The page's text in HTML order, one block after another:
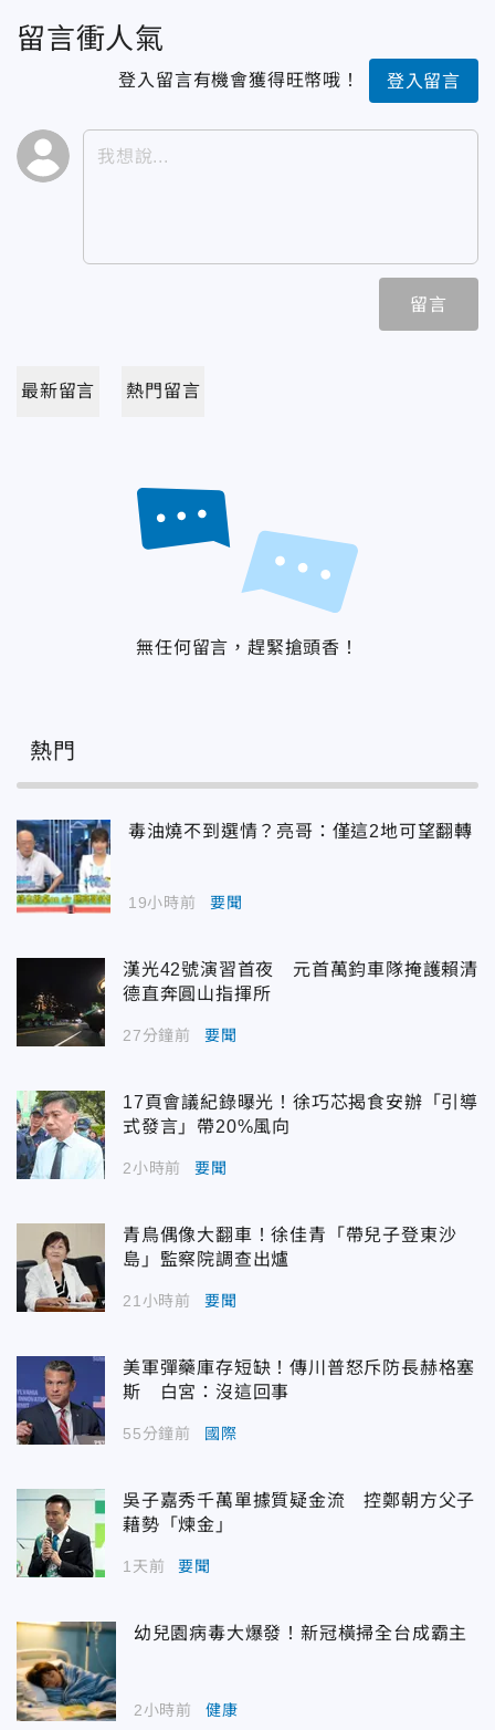
留言衝人氣
登入留言有機會獲得旺幣哦！ 登入留言
留言
最新留言 熱門留言
無任何留言，趕緊搶頭香！
熱門
毒油燒不到選情？亮哥：僅這2地可望翻轉
19小時前 要聞
漢光42號演習首夜 元首萬鈞車隊掩護賴清
德直奔圓山指揮所
27分鐘前 要聞
17頁會議紀錄曝光！徐巧芯揭食安辦「引導
式發言」帶20%風向
2小時前 要聞
青鳥偶像大翻車！徐佳青「帶兒子登東沙
島」監察院調查出爐
21小時前 要聞
美軍彈藥庫存短缺！傳川普怒斥防長赫格塞
斯 白宮：沒這回事
55分鐘前 國際
吳子嘉秀千萬單據質疑金流 控鄭朝方父子
藉勢「煉金」
1天前 要聞
幼兒園病毒大爆發！新冠橫掃全台成霸主
2小時前 健康